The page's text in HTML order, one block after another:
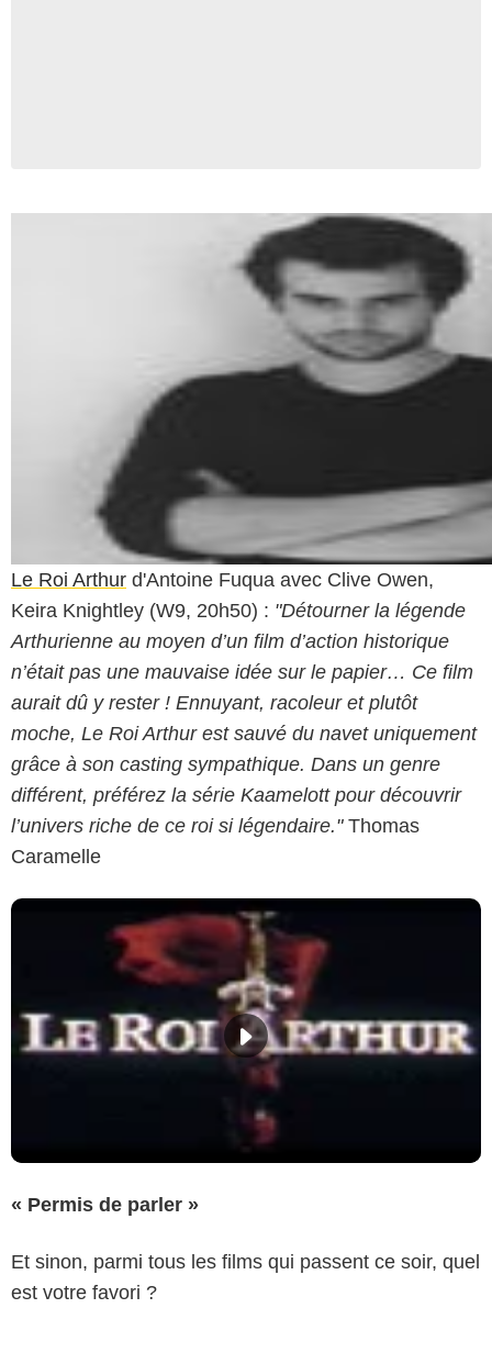
Le Roi Arthur d'Antoine Fuqua avec Clive Owen,
Keira Knightley (W9, 20h50) : "Détourner la légende
Arthurienne au moyen d’un film d’action historique
n’était pas une mauvaise idée sur le papier… Ce film
aurait dû y rester ! Ennuyant, racoleur et plutôt
moche, Le Roi Arthur est sauvé du navet uniquement
grâce à son casting sympathique. Dans un genre
différent, préférez la série Kaamelott pour découvrir
l’univers riche de ce roi si légendaire."Thomas
Caramelle
« Permis de parler »
Et sinon, parmi tous les films qui passent ce soir, quel
est votre favori ?